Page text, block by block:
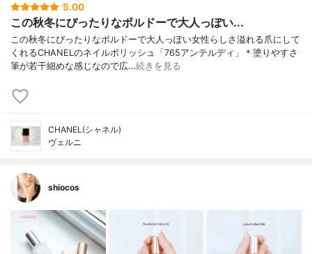
5.00
この秋冬にぴったりなボルドーで大人っぽい...
この秋冬にぴったりなボルドーで大人っぽい女性らしさ溢れる爪にして
くれるCHANELのネイルポリッシュ「765アンテルディ」＊塗りやすさ
筆が若干細めな感じなので広…続きを見る
CHANEL(シャネル)
ヴェルニ
shiocos